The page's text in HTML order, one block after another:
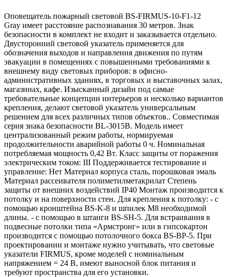
Оповещатель пожарный световой BS-FIRMUS-10-F1-12
Gray имеет расстояние распознавания 30 метров. Знак
безопасности в комплект не входит и заказывается отдельно.
Двусторонний световой указатель применяется для
обозначения выходов и направления движения по путям
эвакуации в помещениях с повышенными требованиями к
внешнему виду световых приборов: в офисно-
административных зданиях, в торговых и выставочных залах,
магазинах, кафе. Изысканный дизайн под самые
требовательные концепции интерьеров и несколько вариантов
крепления, делают световой указатель универсальным
решением для всех различных типов объектов.. Совместимая
серия знака безопасности BL-3015B. Модель имеет
централизованный режим работы, нормируемая
продолжительности аварийной работы 0 ч. Номинальная
потребляемая мощность 0,42 Вт. Класс защиты от поражения
электрическим током: III Поддерживается тестирование и
управление: Нет Материал корпуса сталь, порошковая эмаль
Материал рассеивателя полиметилметакрилат Степень
защиты от внешних воздействий IP40 Монтаж производится к
потолку и на поверхности стен. Для крепления к потолку: - с
помощью кронштейна BS-K-8 и шпилек М8 необходимой
длины. - с помощью в штанги BS-SH-5. Для встраивания в
подвесные потолки типа «Армстронг» или в гипсокартон
производится c помощью потолочного бокса BS-BP-5. При
проектировании и монтаже нужно учитывать, что световые
указатели FIRMUS, кроме моделей с номинальным
напряжением = 24 В, имеют выносной блок питания и
требуют пространства для его установки.